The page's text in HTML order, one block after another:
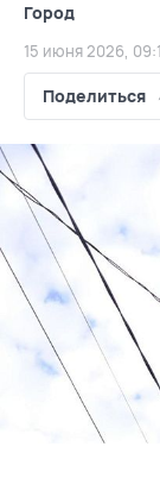
Город
15 июня 2026,
Поделиться